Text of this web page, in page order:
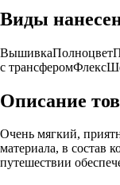
Виды
ВышивкаПолноцвет
с трансферомФлекс
Описание
Очень мягкий,
материала, в состав
путешествии